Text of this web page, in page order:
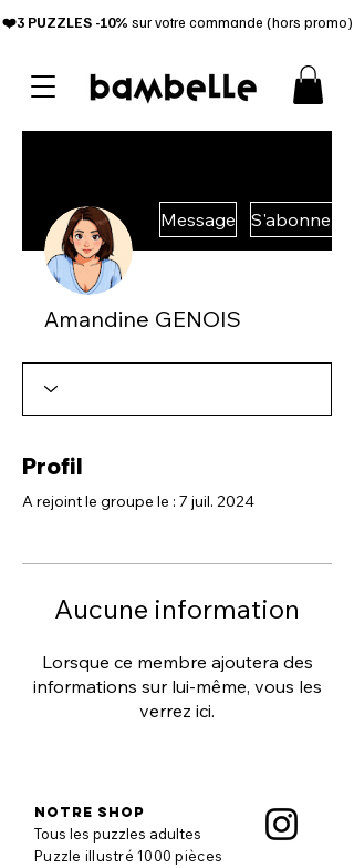
❤️3 PUZZLES -10% sur votre commande (hors promo)
Message S'abonner
Amandine GENOIS
Profil
A rejoint le groupe le : 7 juil. 2024
Aucune information
Lorsque ce membre ajoutera des
informations sur lui-même, vous les
verrez ici.
Notre shop
Tous les puzzles adultes
Puzzle illustré 1000 pièces